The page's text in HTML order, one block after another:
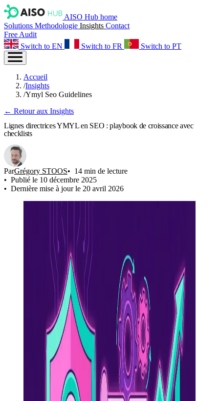
AISO Hub home
Solutions Methodologie Insights Contact
Free Audit
Switch to EN
Switch to FR Switch to PT
Accueil
/Insights
/Ymyl Seo Guidelines
← Retour aux Insights
Lignes directrices YMYL en SEO : playbook de croissance avec
checklists
ParGrégory STOOS
14 min de lecture
Publié le 10 décembre 2025
Dernière mise à jour le 20 avril 2026